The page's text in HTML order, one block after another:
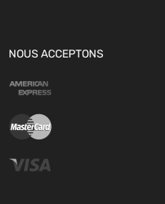
NOUS ACCEPTONS